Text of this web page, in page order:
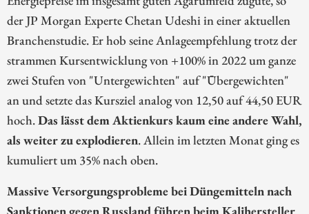
der JP Morgan Experte Chetan Udeshi in einer aktuellen
Branchenstudie. Er hob seine Anlageempfehlung trotz der
strammen Kursentwicklung von +100% in 2022 um ganze
zwei Stufen von "Untergewichten" auf "Übergewichten"
an und setzte das Kursziel analog von 12,50 auf 44,50 EUR
hoch.Das lässt dem Aktienkurs kaum eine andere Wahl,
als weiter zu explodieren. Allein im letzten Monat ging es
kumuliert um 35% nach oben.
Massive Versorgungsprobleme bei Düngemitteln nach